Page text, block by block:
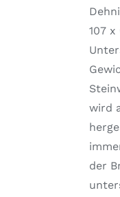
107
wird
der